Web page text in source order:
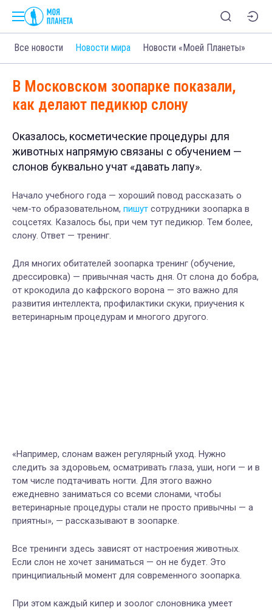
Все новости Новости мира Новости «Моей Планеты»
В Московском зоопарке показали,
как делают педикюр слону
Оказалось, косметические процедуры для
животных напрямую связаны с обучением —
слонов буквально учат «давать лапу».
Начало учебного года — хороший повод рассказать о
чем-то образовательном, пишут сотрудники зоопарка в
соцсетях. Казалось бы, при чем тут педикюр. Тем более,
слону. Ответ — тренинг.
Для многих обитателей зоопарка тренинг (обучение,
дрессировка) — привычная часть дня. От слона до бобра,
от крокодила до кафрского ворона — это важно для
развития интеллекта, профилактики скуки, приучения к
ветеринарным процедурам и многого другого.
«Например, слонам важен регулярный уход. Нужно
следить за здоровьем, осматривать глаза, уши, ноги — и в
том числе подтачивать ногти. Для этого важно
ежедневно заниматься со всеми слонами, чтобы
ветеринарные процедуры стали не просто привычны — а
приятны», — рассказывают в зоопарке.
Все тренинги здесь зависят от настроения животных.
Если слон не хочет заниматься — он не будет. Это
принципиальный момент для современного зоопарка.
При этом каждый кипер и зоолог слоновника умеет